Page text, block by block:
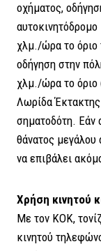
οχήματος,
χλμ./ώρα το όριο
οδήγηση στην
χλμ./ώρα το όριο
Λωρίδα
σηματοδότη. Εάν
θάνατος μεγάλου
να επιβάλει
Χρήση κινητού
Με τον ΚΟΚ,
κινητού